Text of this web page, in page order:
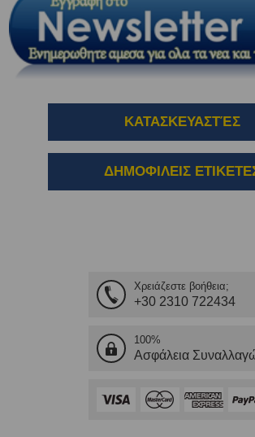
ΚΑΤΑΣΚΕΥΑΣΤΈΣ
ΔΗΜΟΦΙΛΕΙΣ
Χρειάζεστε βοήθεια;
+30 2310 722434
100%
Ασφάλεια